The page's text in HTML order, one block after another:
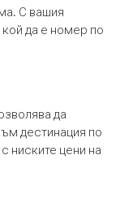
С вашия
да е номер по
да
дестинация по
ниските цени на